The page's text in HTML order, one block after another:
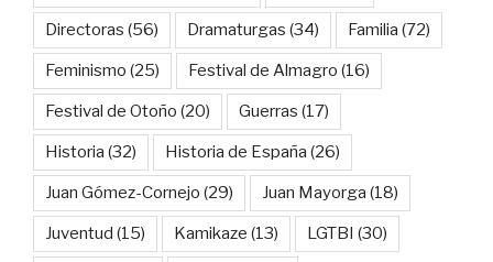
Directoras (56) Dramaturgas (34) Familia (72)
Feminismo (25) Festival de Almagro (16)
Festival de Otoño (20) Guerras (17)
Historia (32) Historia de España (26)
Juan Gómez-Cornejo (29) Juan Mayorga (18)
Juventud (15) Kamikaze (13) LGTBI (30)